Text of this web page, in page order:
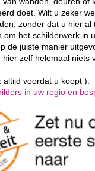
doet. Wilt u zeker
zonder dat u hier
om het schilderwerk in
de juiste manier
zelf helemaal niets
altijd voordat u koopt ):
in uw regio en